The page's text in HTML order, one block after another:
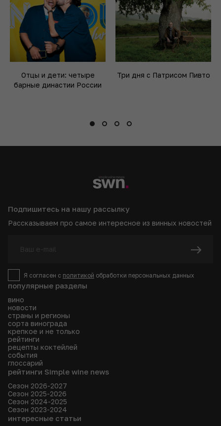
Отцы и дети: четыре
барные династии России
Три дня с Патрисом Пивто
популярные разделы
вино
новости
страны и регионы
сорта винограда
крепкое и не только
рейтинги
рецепты коктейлей
события
глоссарий
рейтинги Simple wine news
Сезон 2026-2027
Сезон 2025-2026
Сезон 2024-2025
Сезон 2023-2024
интересные статьи
Подпишитесь на нашу рассылку
Рассказываем про самое интересное из винных новостей
Я согласен с политикой обработки персональных данных